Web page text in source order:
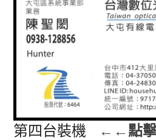
第四台裝機 ←←點擊